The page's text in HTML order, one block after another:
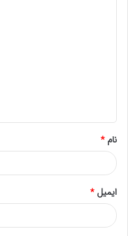
*
نام*
ایمیل*